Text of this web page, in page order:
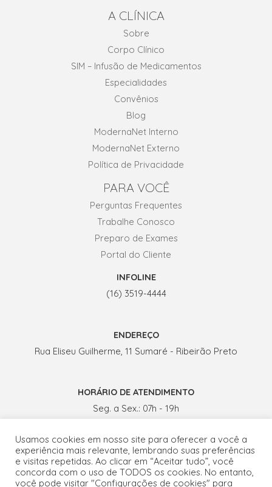
A CLÍNICA
Sobre
Corpo Clínico
SIM – Infusão de Medicamentos
Especialidades
Convênios
Blog
ModernaNet Interno
ModernaNet Externo
Política de Privacidade
PARA VOCÊ
Perguntas Frequentes
Trabalhe Conosco
Preparo de Exames
Portal do Cliente
INFOLINE
(16) 3519-4444
ENDEREÇO
Rua Eliseu Guilherme, 11 Sumaré - Ribeirão Preto
HORÁRIO DE ATENDIMENTO
Seg. a Sex.: 07h - 19h
Usamos cookies em nosso site para oferecer a você a
experiência mais relevante, lembrando suas preferências
e visitas repetidas. Ao clicar em “Aceitar tudo”, você
concorda com o uso de TODOS os cookies. No entanto,
você pode visitar "Configurações de cookies" para